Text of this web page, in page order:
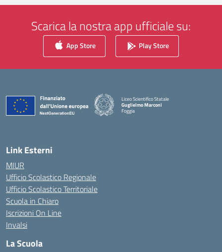
Scarica la nostra app ufficiale su:
App Store Play Store
Liceo Scientifico Statale
Guglielmo Marconi
Foggia
— Visita la pagina iniziale della scuola
Link Esterni
MIUR
Ufficio Scolastico Regionale
Ufficio Scolastico Territoriale
Scuola in Chiaro
Iscrizioni On Line
Invalsi
La Scuola